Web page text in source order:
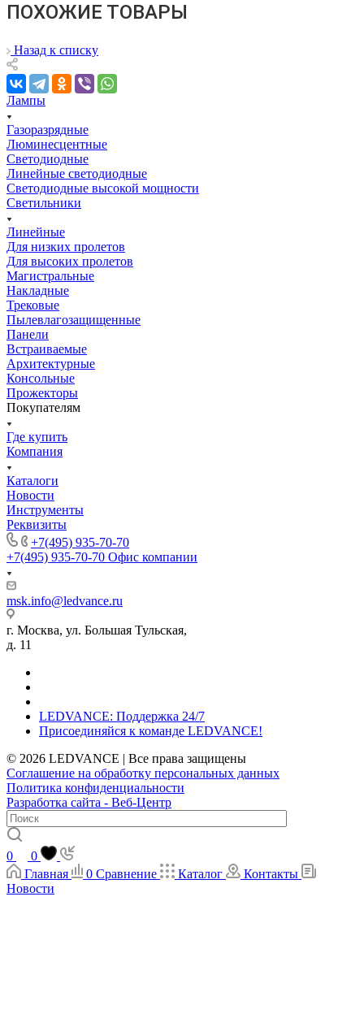
ПОХОЖИЕ ТОВАРЫ
Назад к списку
Лампы
Газоразрядные
Люминесцентные
Светодиодные
Линейные светодиодные
Светодиодные высокой мощности
Светильники
Линейные
Для низких пролетов
Для высоких пролетов
Магистральные
Накладные
Трековые
Пылевлагозащищенные
Панели
Встраиваемые
Архитектурные
Консольные
Прожекторы
Покупателям
Где купить
Компания
Каталоги
Новости
Инструменты
Реквизиты
+7(495) 935-70-70
+7(495) 935-70-70 Офис компании
msk.info@ledvance.ru
г. Москва, ул. Большая Тульская,
д. 11
LEDVANCE: Поддержка 24/7
Присоединяйся к команде LEDVANCE!
© 2026 LEDVANCE | Все права защищены
Соглашение на обработку персональных данных
Политика конфиденциальности
Разработка сайта - Веб-Центр
0
0
Главная
0 Сравнение Каталог
Контакты
Новости